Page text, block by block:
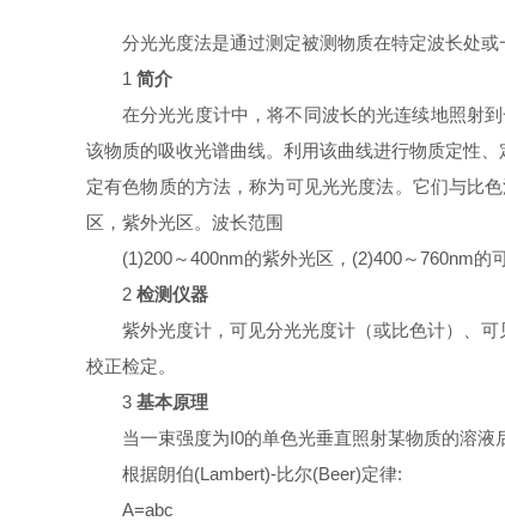
分光光度法是通过测定被测物质在特定波长处
1 简介
在分光光度计中，将不同波长的光连续地照射
该物质的吸收光谱曲线。利用该曲线进行物质定性
定有色物质的方法，称为可见光光度法。它们与比
区，紫外光区。波长范围
(1)200～400nm的紫外光区，(2)400～760nm的
2 检测仪器
紫外光度计，可见分光光度计（或比色计）、
校正检定。
3 基本原理
当一束强度为I0的单色光垂直照射某物质的溶液
根据朗伯(Lambert)-比尔(Beer)定律:
A=abc